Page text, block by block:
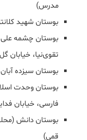
مدرس)
بوستان شهید
بوستان چشمه علی
تقوی‌نیا، خیابان
بوستان سیزده
بوستان وحدت
فارسی، خیابان
بوستان دانش
قمی)